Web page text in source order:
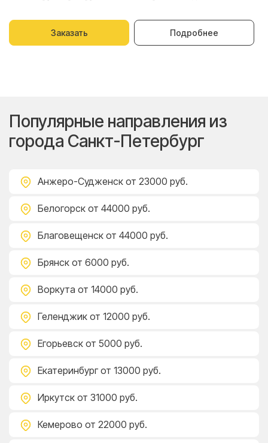
Заказать Подробнее
Популярные направления из
города Санкт-Петербург
Анжеро-Судженск от 23000 руб.
Белогорск от 44000 руб.
Благовещенск от 44000 руб.
Брянск от 6000 руб.
Воркута от 14000 руб.
Геленджик от 12000 руб.
Егорьевск от 5000 руб.
Екатеринбург от 13000 руб.
Иркутск от 31000 руб.
Кемерово от 22000 руб.